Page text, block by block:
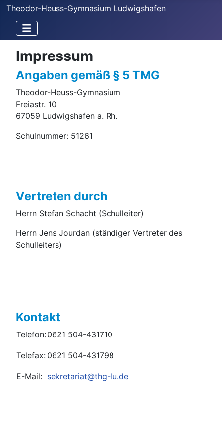
Theodor-Heuss-Gymnasium Ludwigshafen
Impressum
Angaben gemäß § 5 TMG
Theodor-Heuss-Gymnasium
Freiastr. 10
67059 Ludwigshafen a. Rh.
Schulnummer: 51261
Vertreten durch
Herrn Stefan Schacht (Schulleiter)
Herrn Jens Jourdan (ständiger Vertreter des
Schulleiters)
Kontakt
Telefon:0621 504-431710
Telefax: 0621 504-431798
E-Mail: sekretariat@thg-lu.de